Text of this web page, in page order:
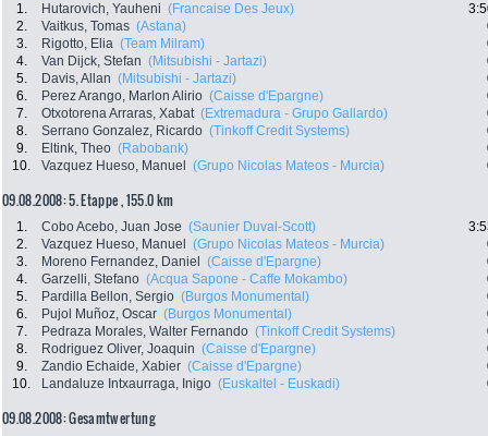
1. Hutarovich, Yauheni (Francaise Des Jeux)
2.
Vaitkus, Tomas (Astana)
3.
Rigotto, Elia (Team Milram)
4.
Van Dijck, Stefan (Mitsubishi - Jartazi)
5.
Davis, Allan (Mitsubishi - Jartazi)
6.
Perez Arango, Marlon Alirio (Caisse d'Epargne)
7.
Otxotorena Arraras, Xabat (Extremadura - Grupo Gallardo)
8.
Serrano Gonzalez, Ricardo (Tinkoff Credit Systems)
9.
Eltink, Theo (Rabobank)
10.
Vazquez Hueso, Manuel (Grupo Nicolas Mateos - Murcia)
09.08.2008: 5. Etappe , 155.0 km
1. Cobo Acebo, Juan Jose (Saunier Duval-Scott)
2.
Vazquez Hueso, Manuel (Grupo Nicolas Mateos - Murcia)
3.
Moreno Fernandez, Daniel (Caisse d'Epargne)
4.
Garzelli, Stefano (Acqua Sapone - Caffe Mokambo)
5.
Pardilla Bellon, Sergio (Burgos Monumental)
6.
Pujol Muñoz, Oscar (Burgos Monumental)
7.
Pedraza Morales, Walter Fernando (Tinkoff Credit Systems)
8.
Rodriguez Oliver, Joaquin (Caisse d'Epargne)
9.
Zandio Echaide, Xabier (Caisse d'Epargne)
10.
Landaluze Intxaurraga, Inigo (Euskaltel - Euskadi)
09.08.2008: Gesamtwertung